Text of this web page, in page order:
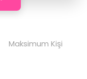
Maksimum Kişi